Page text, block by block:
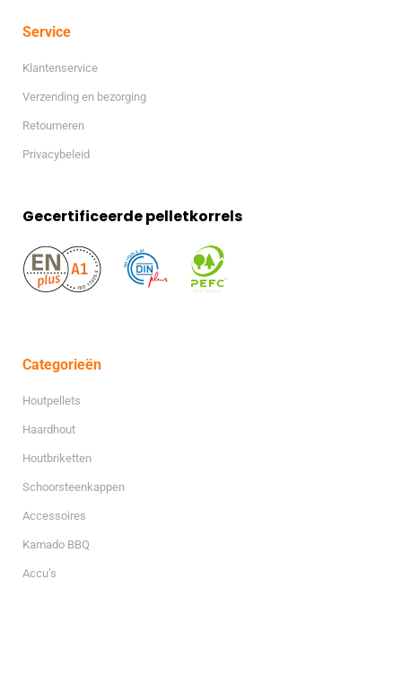
Service
Klantenservice
Verzending en bezorging
Retourneren
Privacybeleid
Gecertificeerde pelletkorrels
Categorieën
Houtpellets
Haardhout
Houtbriketten
Schoorsteenkappen
Accessoires
Kamado BBQ
Accu’s